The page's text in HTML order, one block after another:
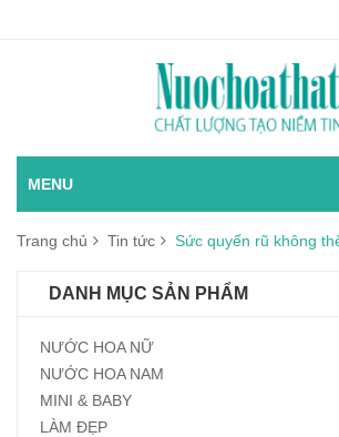
MENU
Trang chủ Tin tức Sức quyến rũ không
DANH MỤC SẢN PHẨM
NƯỚC HOA NỮ
NƯỚC HOA NAM
MINI & BABY
LÀM ĐẸP